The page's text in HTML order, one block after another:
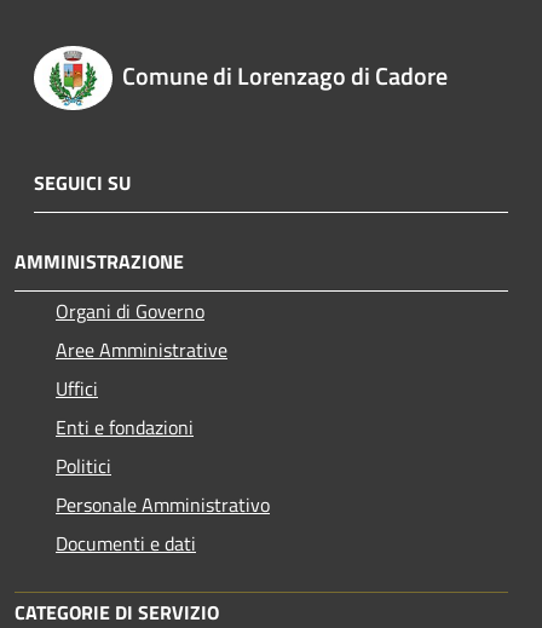
Comune di Lorenzago di Cadore
SEGUICI SU
AMMINISTRAZIONE
Organi di Governo
Aree Amministrative
Uffici
Enti e fondazioni
Politici
Personale Amministrativo
Documenti e dati
CATEGORIE DI SERVIZIO